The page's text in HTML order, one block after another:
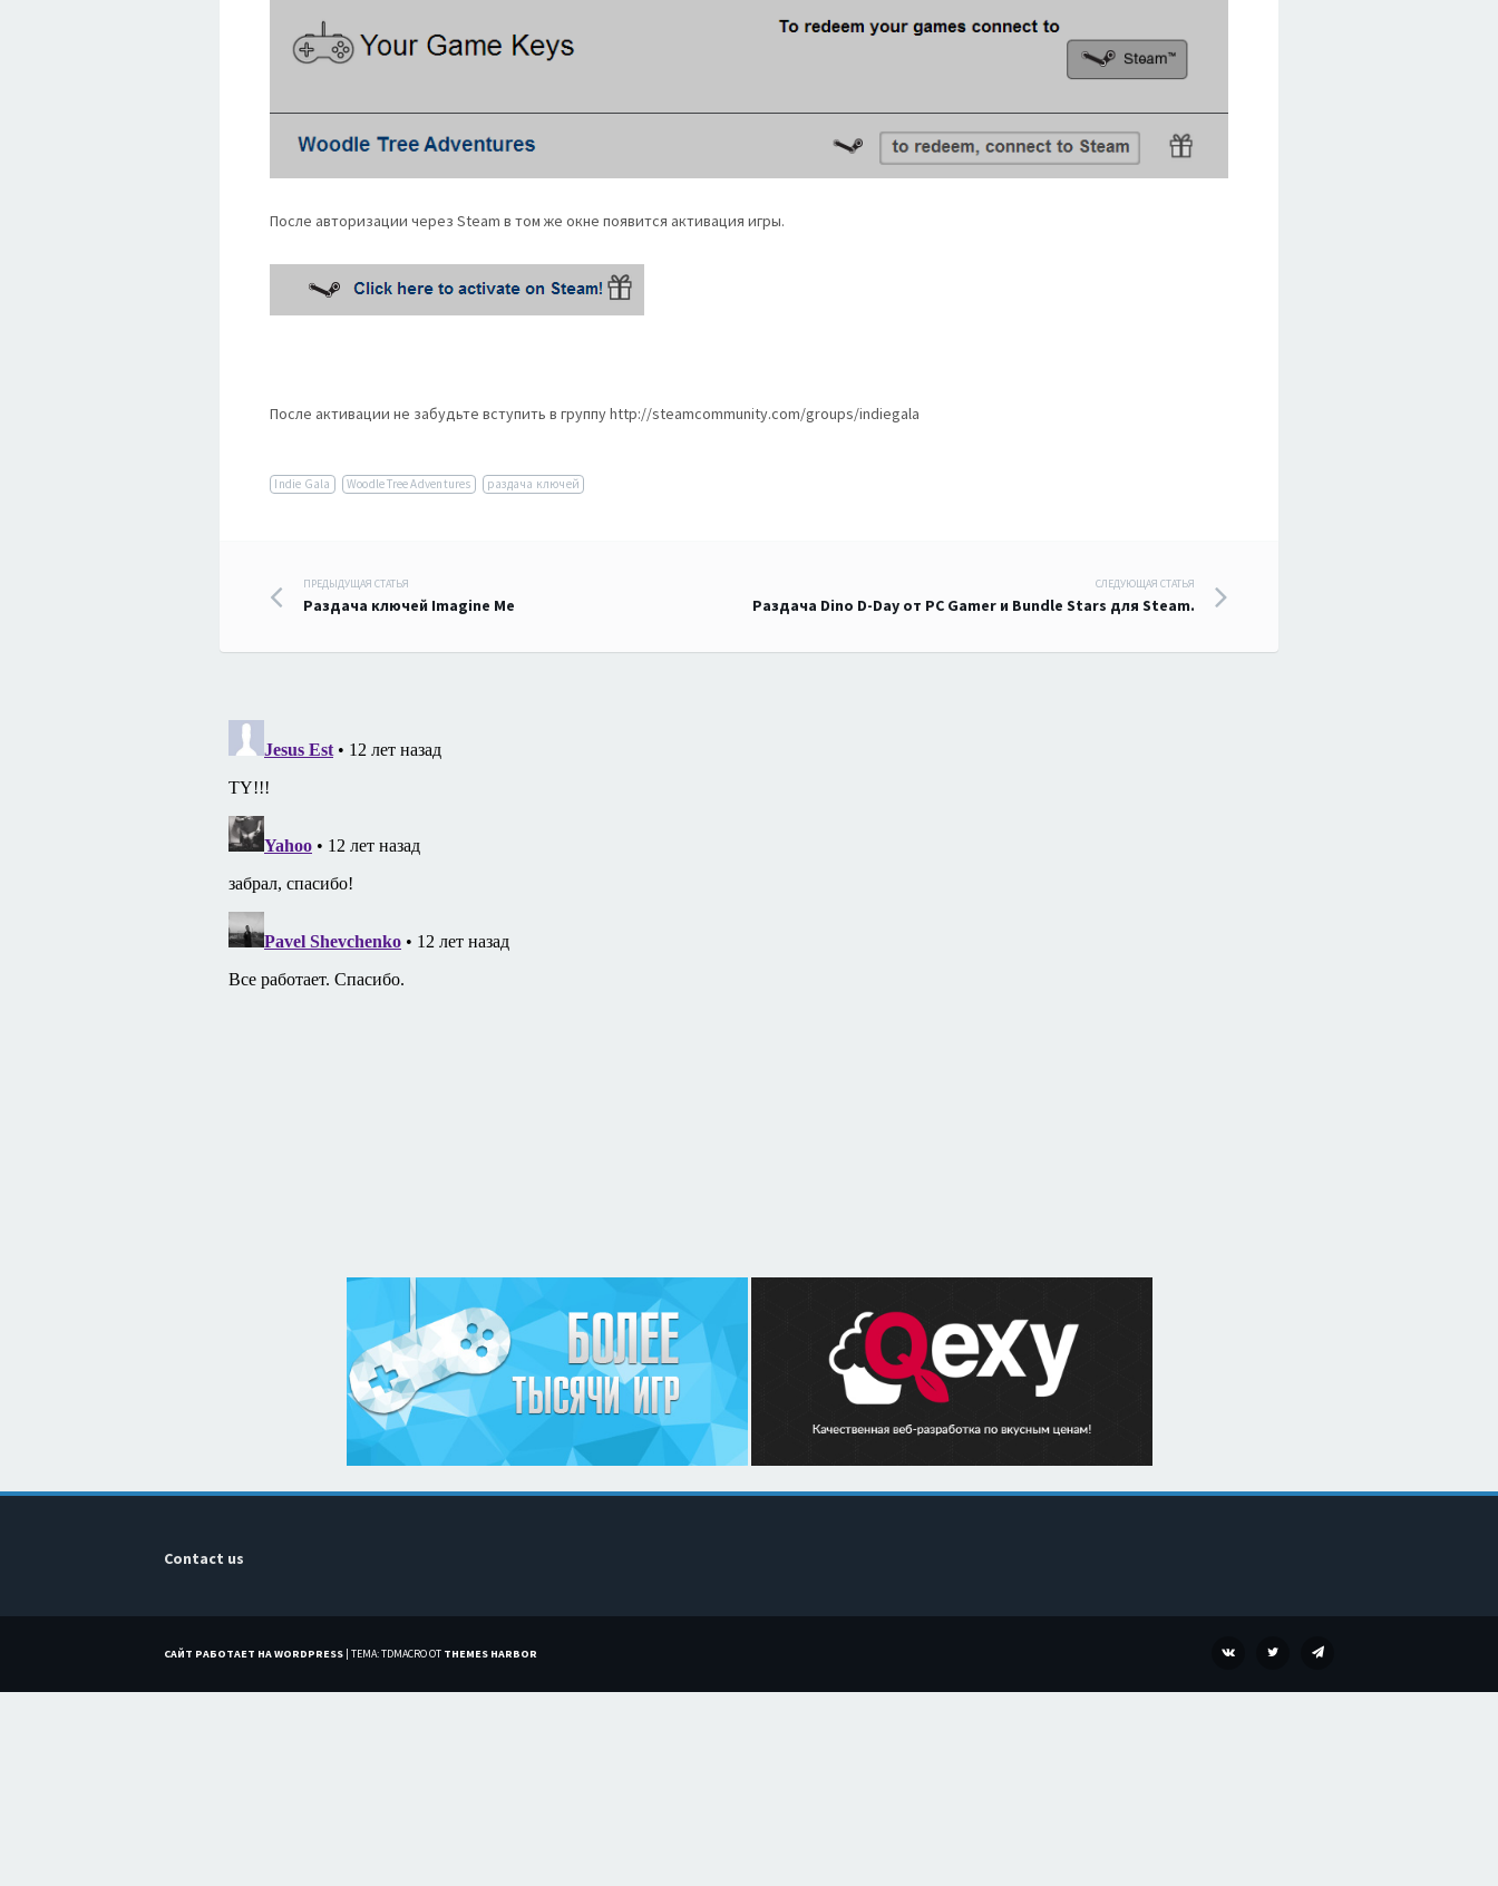
После авторизации через Steam в том же окне появится активация игры.
После активации не забудьте вступить в группу http://steamcommunity.com/groups/indiegala
Indie Gala Woodle Tree Adventures раздача ключей
Навигация
по
ПРЕДЫДУЩАЯ СТАТЬЯ
Раздача ключей Imagine Me
СЛЕДУЮЩАЯ СТАТЬЯ
Раздача Dino D-Day от PC Gamer и Bundle Stars для Steam.
Contact us
САЙТ РАБОТАЕТ НА WORDPRESS | ТЕМА: TDMACRO ОТ THEMES HARBOR
TWITTER